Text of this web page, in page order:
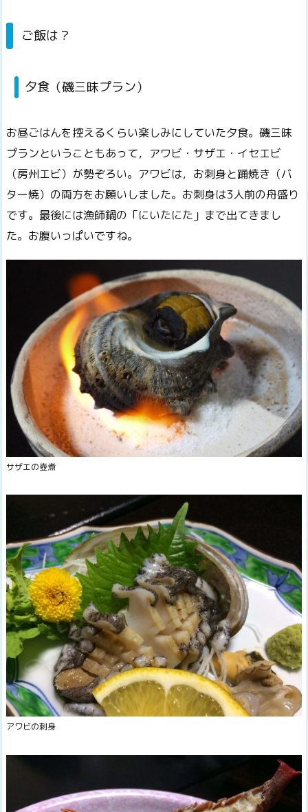
ご飯は？
夕食（磯三昧プラン）
お昼ごはんを控えるくらい楽しみにしていた夕食。 磯三昧
プランということもあって，アワビ・サザエ・イセエビ
（房州エビ）が勢ぞろい。 アワビは，お刺身と踊焼き（バ
ター焼）の両方をお願いしました。 お刺身は3人前の舟盛り
です。最後には漁師鍋の「にいたにた」まで出てきまし
た。 お腹いっぱいですね。
サザエの壺煮
アワビの刺身